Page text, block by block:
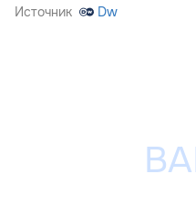
Источник Dw